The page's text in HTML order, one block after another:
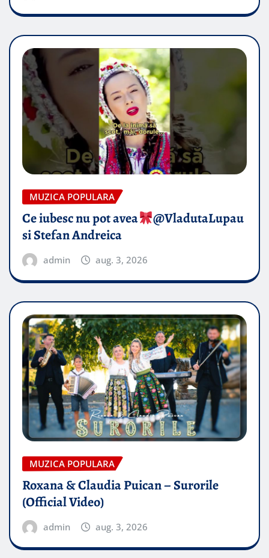
MUZICA POPULARA
Ce iubesc nu pot avea
​@VladutaLupau
si Stefan Andreica
admin aug. 3, 2026
MUZICA POPULARA
Roxana & Claudia Puican – Surorile
(Official Video)
admin aug. 3, 2026